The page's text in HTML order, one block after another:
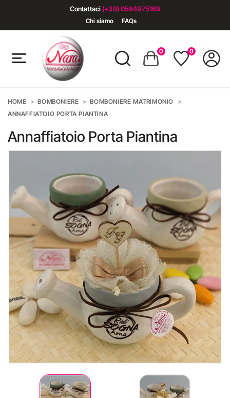
Contattaci (+39) 0584975169
Chi siamo FAQs
0 0
HOME BOMBONIERE
BOMBONIERE MATRIMONIO
ANNAFFIATOIO PORTA PIANTINA
Annaffiatoio Porta Piantina